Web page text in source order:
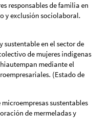
responsables de familia en
y exclusión sociolaboral.
sustentable en el sector de
de mujeres indígenas
mediante el
(Estado de
sustentables
de mermeladas y